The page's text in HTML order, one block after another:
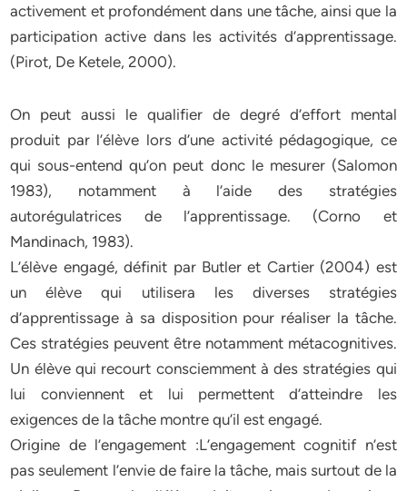
activement et profondément dans une tâche, ainsi que la
participation active dans les activités d’apprentissage.
(Pirot, De Ketele, 2000).
On peut aussi le qualifier de degré d’effort mental
produit par l’élève lors d’une activité pédagogique, ce
qui sous-entend qu’on peut donc le mesurer (Salomon
1983), notamment à l’aide des stratégies
autorégulatrices de l’apprentissage. (Corno et
Mandinach, 1983).
L’élève engagé, définit par Butler et Cartier (2004) est
un élève qui utilisera les diverses stratégies
d’apprentissage à sa disposition pour réaliser la tâche.
Ces stratégies peuvent être notamment métacognitives.
Un élève qui recourt consciemment à des stratégies qui
lui conviennent et lui permettent d’atteindre les
exigences de la tâche montre qu’il est engagé.
Origine de l’engagement :L’engagement cognitif n’est
pas seulement l’envie de faire la tâche, mais surtout de la